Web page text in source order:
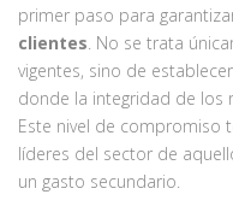
primer paso para
clientes. No se trata
vigentes, sino de
donde la integridad de los
Este nivel de compromiso
líderes del sector de
un gasto secundario.